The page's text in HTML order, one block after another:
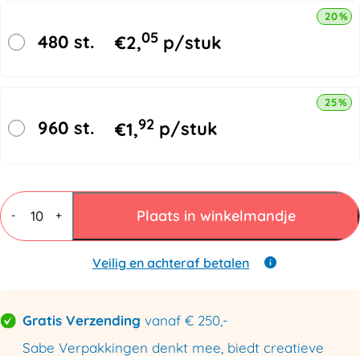
480 st. €2,05 p/stuk
20%
960 st. €1,92 p/stuk
25%
-
Vouwdozen
7
mm
BC
+ Plaats in winkelmandje
Veilig en achteraf betalen
Gratis Verzending vanaf € 250,-
Sabe Verpakkingen denkt mee, biedt creatieve